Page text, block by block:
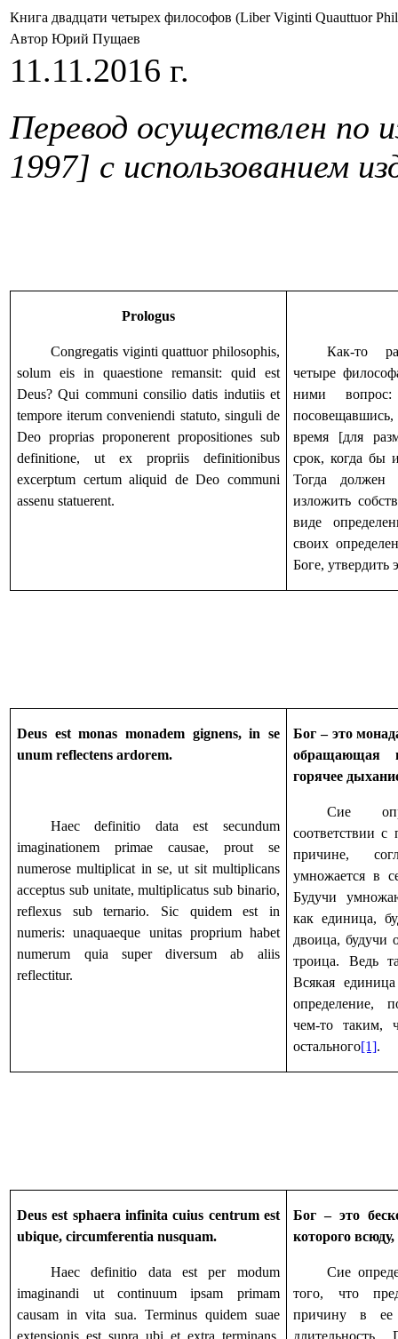
Книга двадцати четырех философов (Liber Viginti Quauttuor
Автор Юрий Пущаев
11.11.2016 г.
Перевод осуществлен
1997] с использованием
Prologus
Congregatis viginti quattuor philosophis,
solum eis in quaestione remansit: quid est
Deus? Qui communi consilio datis indutiis et
tempore iterum conveniendi statuto, singuli de
Deo proprias proponerent propositiones sub
definitione, ut ex propriis definitionibus
excerptum certum aliquid de Deo communi
assenu statuerent.
Как-то
четыре
ними
время [для
срок, когда бы
Тогда
изложить
виде
своих
Боге, утвердить
Deus est monas monadem gignens, in se
unum reflectens ardorem.
Haec definitio data est secundum
imaginationem primae causae, prout se
numerose multiplicat in se, ut sit multiplicans
acceptus sub unitate, multiplicatus sub binario,
reflexus sub ternario. Sic quidem est in
numeris: unaquaeque unitas proprium habet
numerum quia super diversum ab aliis
reflectitur.
Бог – это
обращающая
горячее
Сие
соответствии с
причине,
умножается в
Будучи
как единица,
двоица, будучи
троица. Ведь
Всякая
определение,
чем-то таким,
остального[1].
Deus est sphaera infinita cuius centrum est
ubique, circumferentia nusquam.
Haec definitio data est per modum
imaginandi ut continuum ipsam primam
causam in vita sua. Terminus quidem suae
extensionis est supra ubi et extra terminans.
Бог – это
которого
Сие
того, что
причину в